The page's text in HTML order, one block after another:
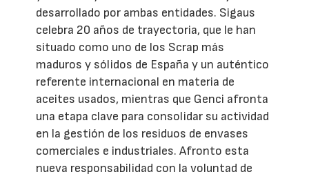
desarrollado por ambas entidades. Sigaus
celebra 20 años de trayectoria, que le han
situado como uno de los Scrap más
maduros y sólidos de España y un auténtico
referente internacional en materia de
aceites usados, mientras que Genci afronta
una etapa clave para consolidar su actividad
en la gestión de los residuos de envases
comerciales e industriales. Afronto esta
nueva responsabilidad con la voluntad de